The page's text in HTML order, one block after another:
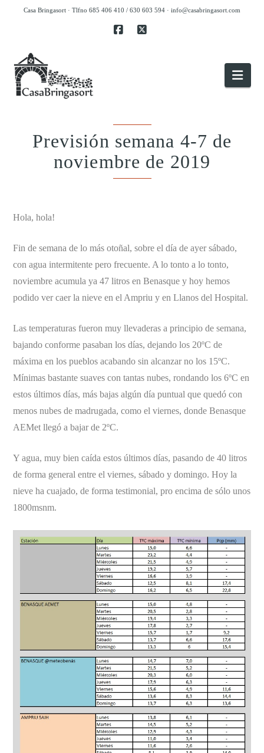
Casa Bringasort · Tlfno 685 406 410 / 630 603 594 · info@casabringasort.com
Previsión semana 4-7 de
noviembre de 2019
Hola, hola!
Fin de semana de lo más otoñal, sobre el día de ayer sábado,
con agua intermitente pero frecuente. A lo tonto a lo tonto,
noviembre acumula ya 47 litros en Benasque y hoy hemos
podido ver caer la nieve en el Ampriu y en Llanos del Hospital.
Las temperaturas fueron muy llevaderas a principio de semana,
bajando conforme pasaban los días, dejando los 20ºC de
máxima en los pueblos acabando sin alcanzar no los 15ºC.
Mínimas bastante suaves con tantas nubes, rondando los 6ºC en
estos últimos días, más bajas algún día puntual que quedó con
menos nubes de madrugada, como el viernes, donde Benasque
AEMet llegó a bajar de 2ºC.
Y agua, muy bien caída estos últimos días, pasando de 40 litros
de forma general entre el viernes, sábado y domingo. Hoy la
nieve ha cuajado, de forma testimonial, pro encima de sólo unos
1800msnm.